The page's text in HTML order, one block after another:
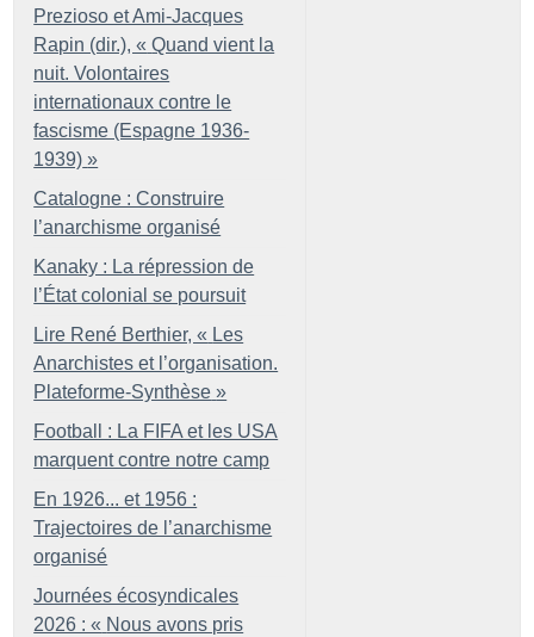
Prezioso et Ami-Jacques
Rapin (dir.), « Quand vient la
nuit. Volontaires
internationaux contre le
fascisme (Espagne 1936-
1939) »
Catalogne : Construire
l’anarchisme organisé
Kanaky : La répression de
l’État colonial se poursuit
Lire René Berthier, « Les
Anarchistes et l’organisation.
Plateforme-Synthèse »
Football : La FIFA et les USA
marquent contre notre camp
En 1926... et 1956 :
Trajectoires de l’anarchisme
organisé
Journées écosyndicales
2026 : « Nous avons pris